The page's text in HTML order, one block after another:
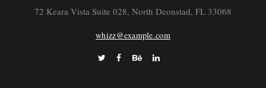
72 Keara Vista Suite 028, North Deonstad, FL 33068
whizz@example.com